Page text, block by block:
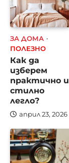
ЗА ДОМА
ПОЛЕЗНО
Как да
изберем
практично и
стилно
легло?
април 23, 2026